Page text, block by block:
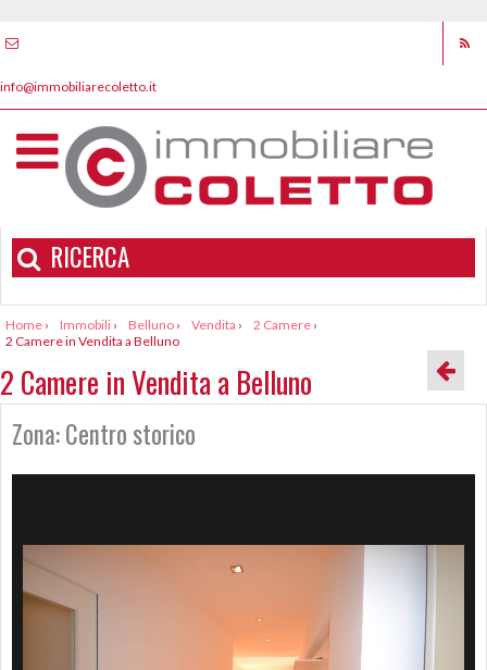
info@immobiliarecoletto.it
RICERCA
Home › Immobili › Belluno › Vendita › 2 Camere ›
2 Camere in Vendita a Belluno
2 Camere in Vendita a Belluno
Zona: Centro storico